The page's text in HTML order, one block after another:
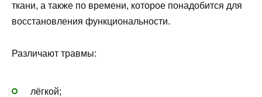
ткани, а также по времени, которое понадобится для
восстановления функциональности.
Различают травмы:
лёгкой;